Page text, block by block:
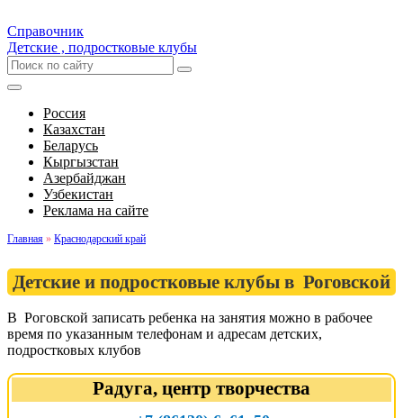
Справочник
Детские , подростковые клубы
Россия
Казахстан
Беларусь
Кыргызстан
Азербайджан
Узбекистан
Реклама на сайте
Главная » Краснодарский край
Детские и подростковые клубы в Роговской
В Роговской записать ребенка на занятия можно в рабочее
время по указанным телефонам и адресам детских,
подростковых клубов
Радуга, центр творчества